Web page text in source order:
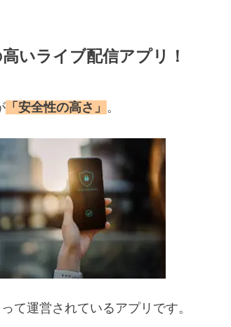
いライブ配信アプリ！
「安全性の高さ」 。
て運営されているアプリです。